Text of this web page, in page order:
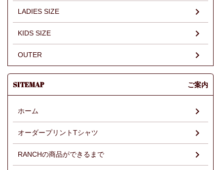
LADIES SIZE
KIDS SIZE
OUTER
SITEMAP ご案内
ホーム
オーダープリントTシャツ
RANCHの商品ができるまで